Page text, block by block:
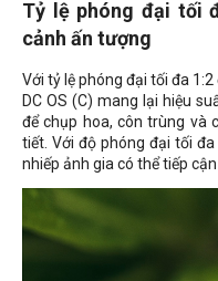
Tỷ lệ phóng đại tối
cảnh ấn tượng
Với tỷ lệ phóng đại tối đa
DC OS (C) mang lại hiệu
để chụp hoa, côn trùng và
tiết. Với độ phóng đại tối
nhiếp ảnh gia có thể tiếp